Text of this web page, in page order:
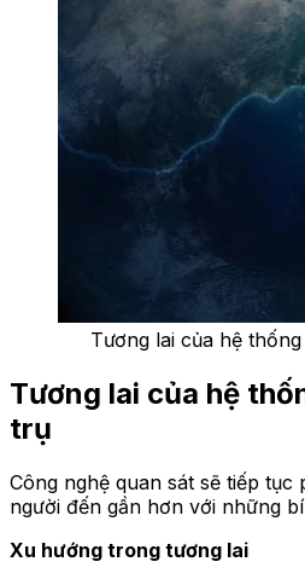
Tương lai của hệ
Tương lai của hệ
trụ
Công nghệ quan sát sẽ tiếp
người đến gần hơn với những
Xu hướng trong tương lai